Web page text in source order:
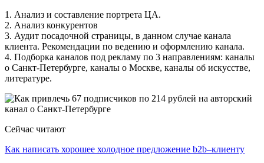
1. Анализ и составление портрета ЦА.
2. Анализ конкурентов
3. Аудит посадочной страницы, в данном случае канала
клиента. Рекомендации по ведению и оформлению канала.
4. Подборка каналов под рекламу по 3 направлениям: каналы
о Санкт-Петербурге, каналы о Москве, каналы об искусстве,
литературе.
Сейчас читают
Как написать хорошее холодное предложение b2b–клиенту